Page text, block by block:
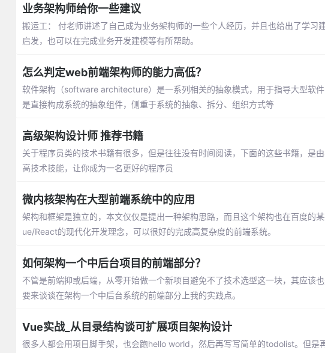
业务架构师给你一些建议
搬运工： 付老师讲述了自己成为业务架构师的一些个人经历，并且也给出了学
启发，也可以在完成业务开发建模等有所帮助。
怎么判定web前端架构师的能力高低？
软件架构（software architecture）是一系列相关的抽象模式，用于指导大型软
是直接构成系统的抽象组件，侧重于系统的抽象、拆分、组织方式等
高级架构设计师 推荐书籍
关于程序员类的技术书籍有很多，但是往往没有时间阅读，下面的这些书籍，
高技术技能，让你成为一名更好的程序员
微内核架构在大型前端系统中的应用
架构和框架是独立的，本文仅仅是提出一种架构思路，而且这个架构也在百度的
ue/React的现代化开发理念，可以很好的完成高复杂度的前端系统。
如何架构一个中后台项目的前端部分？
不管是前端抑或后端，从零开始做一个新项目避免不了技术选型这一块，其应该
要来谈谈在架构一个中后台系统的前端部分上我的实践点。
Vue实战_从目录结构谈可扩展项目架构设计
很多人都会用项目脚手架，也会跑hello world，然后再写写简单的todolist。但